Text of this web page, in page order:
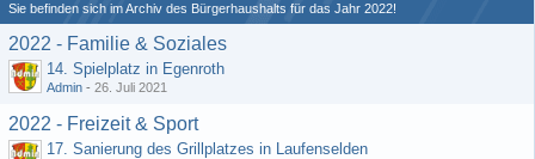
Sie befinden sich im Archiv des Bürgerhaushalts für das Jahr 2022!
2022 - Familie & Soziales
14. Spielplatz in Egenroth
Admin - 26. Juli 2021
2022 - Freizeit & Sport
17. Sanierung des Grillplatzes in Laufenselden